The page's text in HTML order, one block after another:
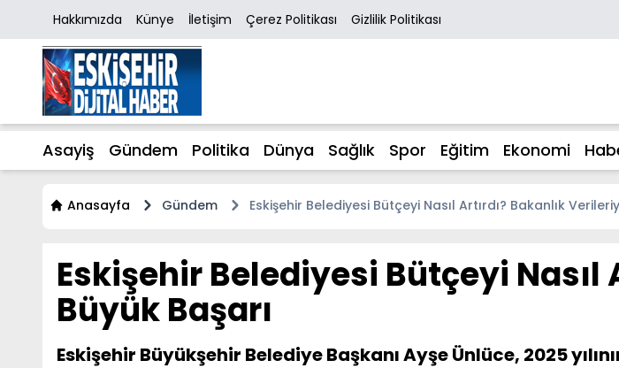
Hakkımızda Künye İletişim Çerez Politikası Gizlilik Politikası
Asayiş Gündem Politika Dünya Sağlık Spor Eğitim Ekonomi
Anasayfa Gündem Eskişehir Belediyesi Bütçeyi Nasıl Artırdı? Bakanlık
Eskişehir Belediyesi Bütçeyi Nasıl
Büyük Başarı
Eskişehir Büyükşehir Belediye Başkanı Ayşe Ünlüce, 2025